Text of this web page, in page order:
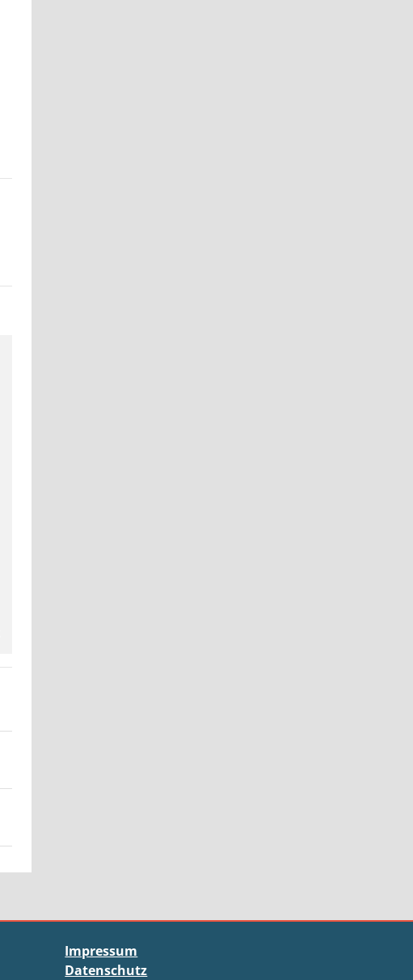
Impressum
Datenschutz